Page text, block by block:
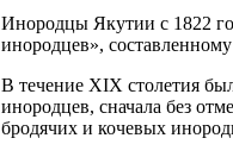
Инородцы Якутии с 1822
инородцев»,
В течение XIX столетия
инородцев, сначала без
бродячих и кочевых